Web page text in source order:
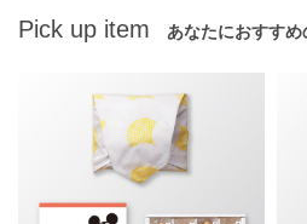
Pick up item あなたにおすすめ